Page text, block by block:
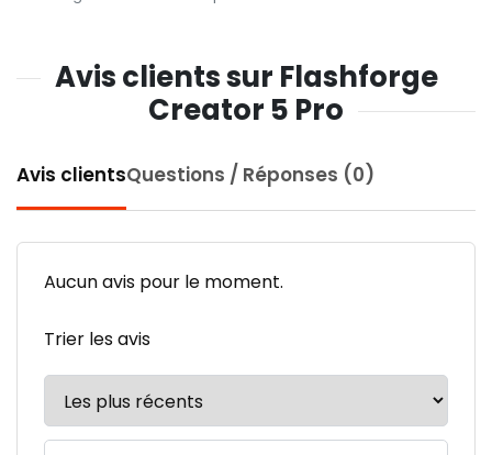
Avis clients sur Flashforge
Creator 5 Pro
Avis clientsQuestions / Réponses (0)
Aucun avis pour le moment.
Trier les avis